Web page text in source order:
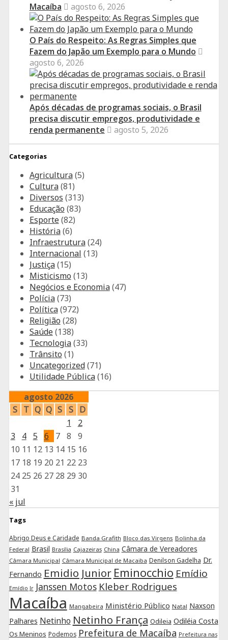
Macaíba
agosto 6, 2026
O País do Respeito: As Regras Simples que
Fazem do Japão um Exemplo para o Mundo
agosto 6, 2026
Após décadas de programas sociais, o Brasil
precisa discutir empregos, produtividade e
renda permanente
agosto 5, 2026
Categorias
Agricultura(5)
Cultura(81)
Diversos (313)
Educação (83)
Esporte(82)
História(6)
Infraestrutura(24)
Internacional (13)
Justiça(15)
Misticismo (13)
Negócios e Economia(47)
Polícia(73)
Política(972)
Religião (28)
Saúde(138)
Tecnologia(33)
Trânsito (1)
Uncategorized(71)
Utilidade Pública(16)
agosto 2026
S T Q Q S S D
1
2
3
4 5 6 7 8
9
10 11 12 13 14 15 16
17 18 19 20 21 22 23
24 25 26 27 28 29 30
31
« jul
Tags
Abrigo Deus e Caridade Banda Grafith Bloco das Virgens Bolinha da
Federal Brasil Brasília Cajazeiras China Câmara de Vereadores
Câmara Municipal Câmara Municipal de Macaiba Denilson Gadelha Dr.
Fernando Emidio Junior Eminocchio Emídio
Emídio Jr Janssen Motos Kleber Rodrigues
Macaíba Mangabeira Ministério Público Natal Naxson
Palhares Netinho Netinho França Odileia Odiléia Costa
Os Meninos Podemos Prefeitura de Macaíba Prefeitura nas